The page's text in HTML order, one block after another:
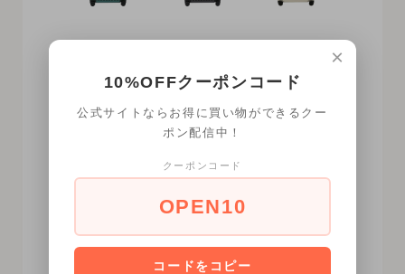
Outfit
×
10%OFFクーポンコード
公式サイトならお得に買い物ができるクー
ポン配信中！
クーポンコード
OPEN10
コードをコピー